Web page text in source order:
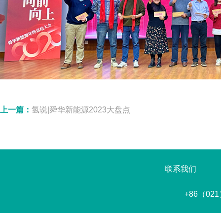
上一篇： 氢说|舜华新能源2023大盘点
联系我们
+86（